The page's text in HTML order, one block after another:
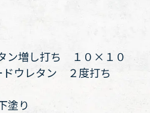
ン増し打ち １０×１０
ドウレタン ２度打ち
塗り